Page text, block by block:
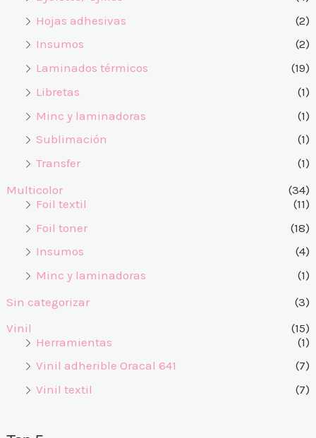
Hojas adhesivas
(2)
Insumos
(2)
Laminados térmicos
(19)
Libretas
(1)
Minc y laminadoras
(1)
Sublimación
(1)
Transfer
(1)
Multicolor
(34)
Foil textil
(11)
Foil toner
(18)
Insumos
(4)
Minc y laminadoras
(1)
Sin categorizar
(3)
Vinil
(15)
Herramientas
(1)
Vinil adherible Oracal 641
(7)
Vinil textil
(7)